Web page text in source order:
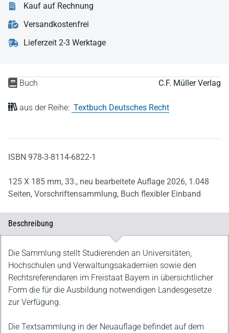
Buch C.F. Müller Verlag
aus der Reihe: Textbuch Deutsches Recht
ISBN 978-3-8114-6822-1
125 X 185 mm, 33., neu bearbeitete Auflage 2026, 1.048
Seiten, Vorschriftensammlung, Buch flexibler Einband
Kauf auf Rechnung
Versandkostenfrei
Lieferzeit 2-3 Werktage
Beschreibung
Beschreibung
Die Sammlung stellt Studierenden an Universitäten,
Hochschulen und Verwaltungsakademien sowie den
Rechtsreferendaren im Freistaat Bayern in übersichtlicher
Form die für die Ausbildung notwendigen Landesgesetze
zur Verfügung.
Die Textsammlung in der Neuauflage befindet auf dem